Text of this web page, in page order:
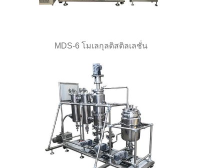
MDS-6 โมเลกุลดิสติลเลชั่น